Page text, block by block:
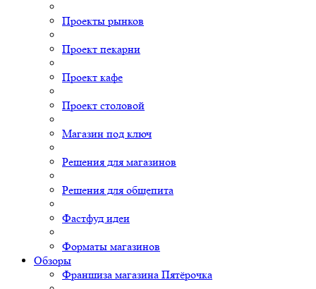
Проекты рынков
Проект пекарни
Проект кафе
Проект столовой
Магазин под ключ
Решения для магазинов
Решения для общепита
Фастфуд идеи
Форматы магазинов
Обзоры
Франшиза магазина Пятёрочка